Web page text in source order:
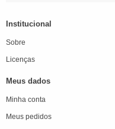
Institucional
Sobre
Licenças
Meus dados
Minha conta
Meus pedidos